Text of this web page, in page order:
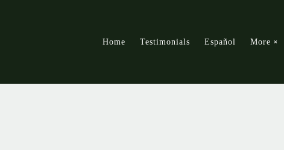
Home Testimonials Español More